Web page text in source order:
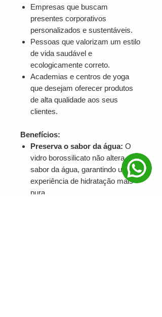
Empresas que buscam
presentes corporativos
personalizados e sustentáveis.
Pessoas que valorizam um estilo
de vida saudável e
ecologicamente correto.
Academias e centros de yoga
que desejam oferecer produtos
de alta qualidade aos seus
clientes.
Benefícios:
Preserva o sabor da água: O
vidro borossilicato não altera o
sabor da água, garantindo uma
experiência de hidratação mais
pura.